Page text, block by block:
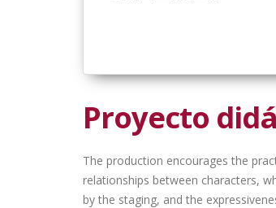
Proyecto
The production encourages the
relationships between characters,
by the staging, and the